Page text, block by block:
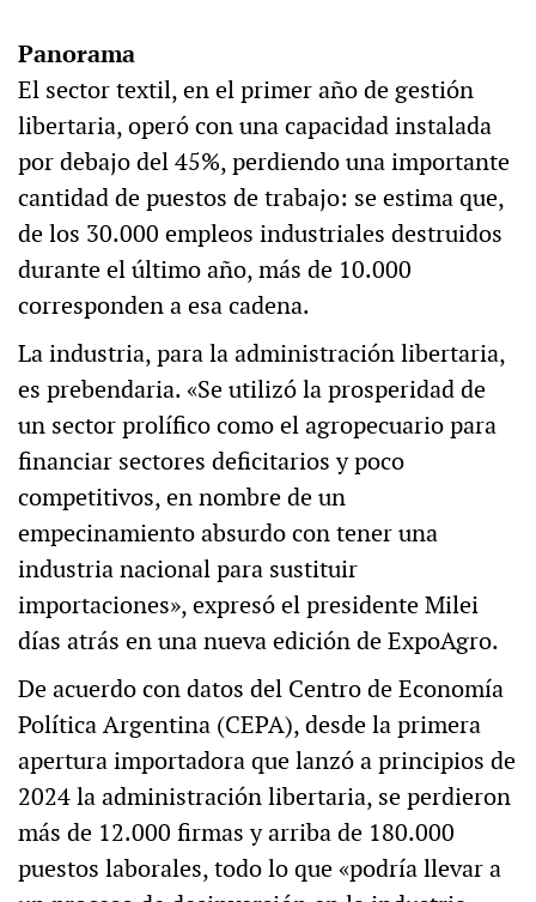
Panorama
El sector textil, en el primer año de gestión
libertaria, operó con una capacidad instalada
por debajo del 45%, perdiendo una importante
cantidad de puestos de trabajo: se estima que,
de los 30.000 empleos industriales destruidos
durante el último año, más de 10.000
corresponden a esa cadena.
La industria, para la administración libertaria,
es prebendaria. «Se utilizó la prosperidad de
un sector prolífico como el agropecuario para
financiar sectores deficitarios y poco
competitivos, en nombre de un
empecinamiento absurdo con tener una
industria nacional para sustituir
importaciones», expresó el presidente Milei
días atrás en una nueva edición de ExpoAgro.
De acuerdo con datos del Centro de Economía
Política Argentina (CEPA), desde la primera
apertura importadora que lanzó a principios de
2024 la administración libertaria, se perdieron
más de 12.000 firmas y arriba de 180.000
puestos laborales, todo lo que «podría llevar a